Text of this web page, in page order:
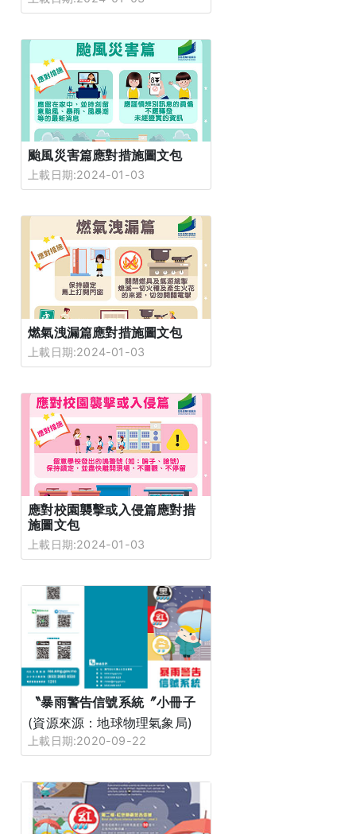
颱風災害篇應對措施圖文包
上載日期:2024-01-03
燃氣洩漏篇應對措施圖文包
上載日期:2024-01-03
應對校園襲擊或入侵篇應對措
施圖文包
上載日期:2024-01-03
〝暴雨警告信號系統〞小冊子
(資源來源：地球物理氣象局)
上載日期:2020-09-22